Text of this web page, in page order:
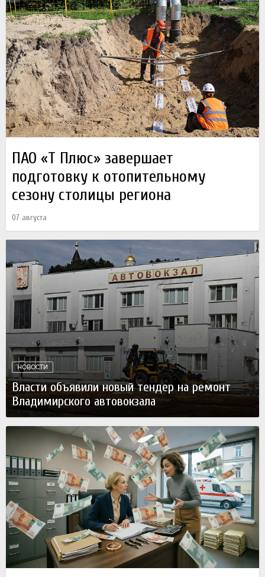
ПАО «Т Плюс» завершает
подготовку к отопительному
сезону столицы региона
07 августа
НОВОСТИ
Власти объявили новый тендер на ремонт
Владимирского автовокзала